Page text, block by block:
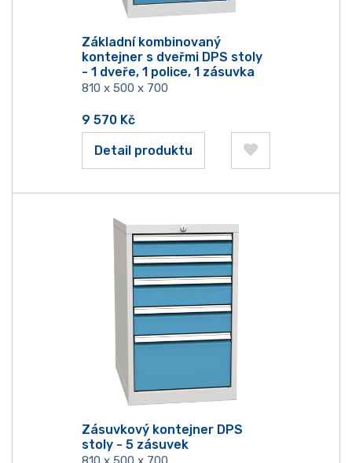
Základní kombinovaný
kontejner s dveřmi DPS stoly
- 1 dveře, 1 police, 1 zásuvka
810 x 500 x 700
9 570 Kč
Detail produktu
Zásuvkový kontejner DPS
stoly - 5 zásuvek